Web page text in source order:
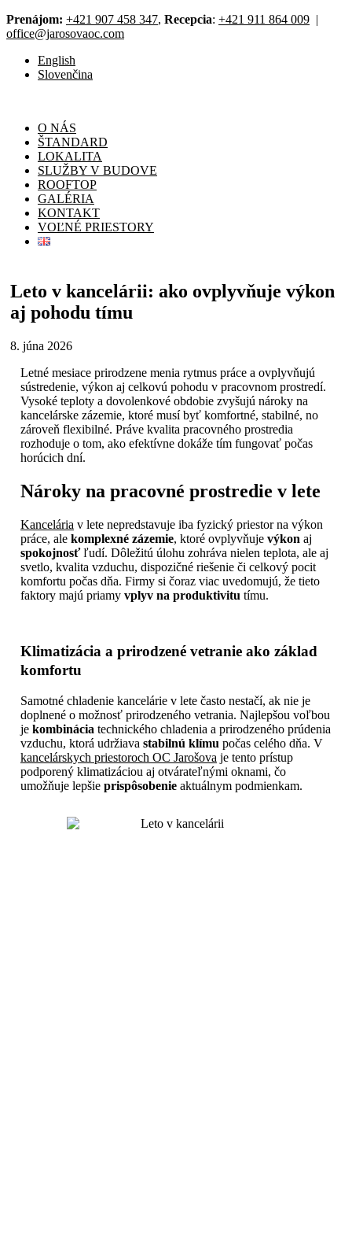
Prenájom: +421 907 458 347, Recepcia: +421 911 864 009 |
office@jarosovaoc.com
English
Slovenčina
O NÁS
ŠTANDARD
LOKALITA
SLUŽBY V BUDOVE
ROOFTOP
GALÉRIA
KONTAKT
VOĽNÉ PRIESTORY
Leto v kancelárii: ako ovplyvňuje výkon
aj pohodu tímu
8. júna 2026
Letné mesiace prirodzene menia rytmus práce a ovplyvňujú
sústredenie, výkon aj celkovú pohodu v pracovnom prostredí.
Vysoké teploty a dovolenkové obdobie zvyšujú nároky na
kancelárske zázemie, ktoré musí byť komfortné, stabilné, no
zároveň flexibilné. Práve kvalita pracovného prostredia
rozhoduje o tom, ako efektívne dokáže tím fungovať počas
horúcich dní.
Nároky na pracovné prostredie v lete
Kancelária v lete nepredstavuje iba fyzický priestor na výkon
práce, ale komplexné zázemie, ktoré ovplyvňuje výkon aj
spokojnosťľudí. Dôležitú úlohu zohráva nielen teplota, ale aj
svetlo, kvalita vzduchu, dispozičné riešenie či celkový pocit
komfortu počas dňa. Firmy si čoraz viac uvedomujú, že tieto
faktory majú priamy vplyv na produktivitu tímu.
Klimatizácia a prirodzené vetranie ako základ
komfortu
Samotné chladenie kancelárie v lete často nestačí, ak nie je
doplnené o možnosť prirodzeného vetrania. Najlepšou voľbou
je kombinácia technického chladenia a prirodzeného prúdenia
vzduchu, ktorá udržiava stabilnú klímu počas celého dňa. V
kancelárskych priestoroch OC Jarošova je tento prístup
podporený klimatizáciou aj otvárateľnými oknami, čo
umožňuje lepšie prispôsobenie aktuálnym podmienkam.